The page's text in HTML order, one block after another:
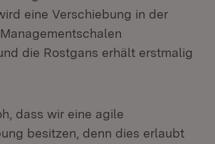
eine Verschiebung in der
die Rostgans erhält erstmalig
dass wir eine agile
besitzen, denn dies erlaubt